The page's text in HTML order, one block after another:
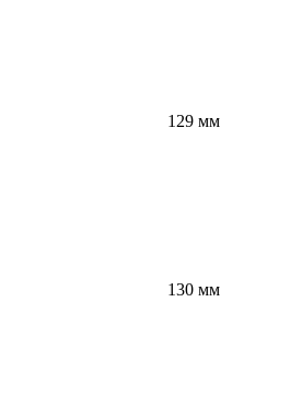
129 мм
130 мм